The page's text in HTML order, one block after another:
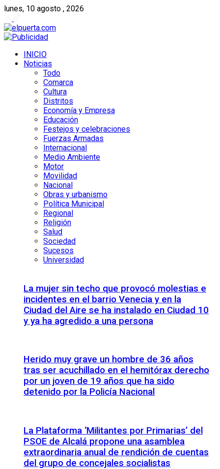
lunes, 10 agosto , 2026
INICIO
Noticias
Todo
Comarca
Cultura
Distritos
Economía y Empresa
Educación
Festejos y celebraciones
Fuerzas Armadas
Internacional
Medio Ambiente
Motor
Movilidad
Nacional
Obras y urbanismo
Política Municipal
Regional
Religión
Salud
Sociedad
Sucesos
Universidad
La mujer sin techo que provocó molestias e
incidentes en el barrio Venecia y en la
Ciudad del Aire se ha instalado en Ciudad 10
y ya ha agredido a una persona
Herido muy grave un hombre de 36 años
tras ser acuchillado en el hemitórax derecho
por un joven de 19 años que ha sido
detenido por la Policía Nacional
La Plataforma ‘Militantes por Primarias’ del
PSOE de Alcalá propone una asamblea
extraordinaria anual de rendición de cuentas
del grupo de concejales socialistas